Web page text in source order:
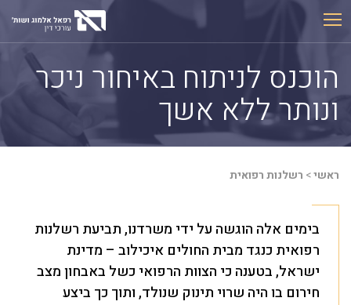
Skip
to
content
הוכנס לניתוח באיחור ניכר
ונותר ללא אשך
ראשי> רשלנות רפואית
בימים אלה הוגשה על ידי משרדנו, תביעת רשלנות
רפואית כנגד מבית החולים איכילוב – מדינת
ישראל, בטענה כי הצוות הרפואי כשל באבחון מצב
חירום בו היה שרוי תינוק שנולד, ותוך כך ביצע